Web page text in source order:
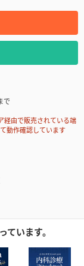
で
由で販売されている端
動作確認しています
います。